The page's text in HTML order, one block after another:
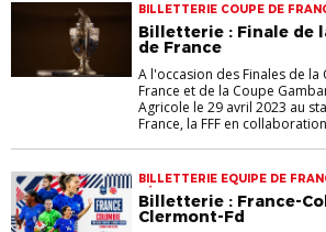
BILLETTERIE COUPE DE
AGRICOLE COUPE
AGRICOLE
Billetterie : Finale de
de France
A l'occasion des Finales de la
France et de la Coupe
Agricole le 29 avril 2023 au
France, la FFF en
BILLETTERIE EQUIPE DE
FÉMININES
Billetterie : France-
Clermont-Fd